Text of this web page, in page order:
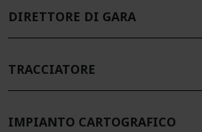
DIRETTORE DI GARA
TRACCIATORE
IMPIANTO CARTOGRAFICO